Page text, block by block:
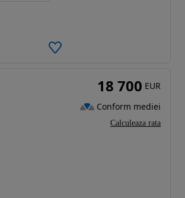
18 700 EUR
Conform mediei
Calculeaza rata